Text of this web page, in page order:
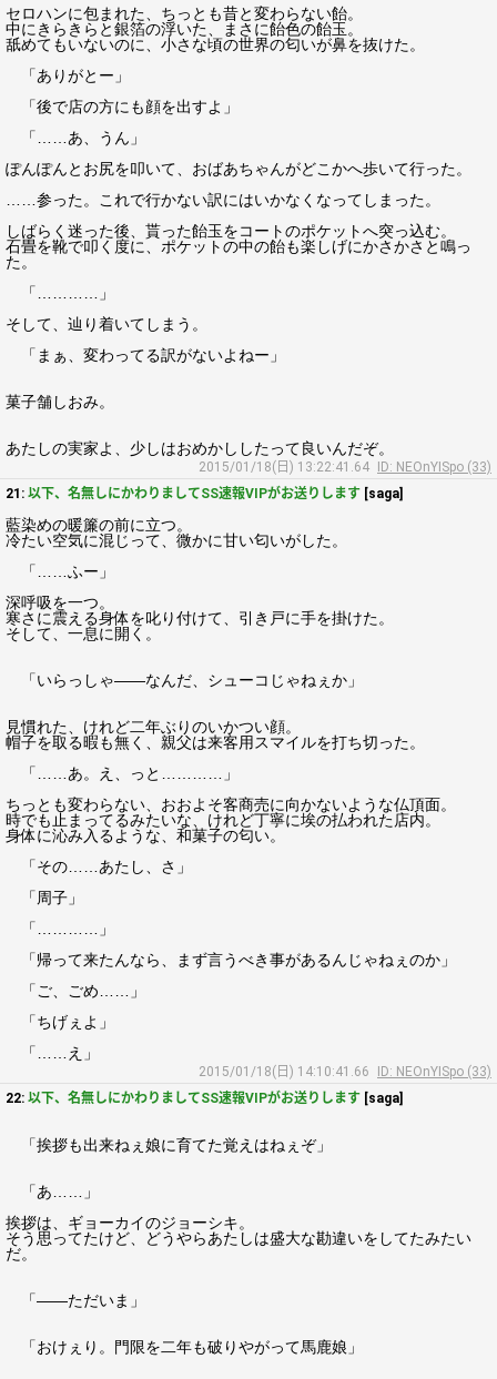
セロハンに包まれた、ちっとも昔と変わらない飴。
中にきらきらと銀箔の浮いた、まさに飴色の飴玉。
舐めてもいないのに、小さな頃の世界の匂いが鼻を抜けた。
「ありがとー」
「後で店の方にも顔を出すよ」
「……あ、うん」
ぽんぽんとお尻を叩いて、おばあちゃんがどこかへ歩いて行った。
……参った。これで行かない訳にはいかなくなってしまった。
しばらく迷った後、貰った飴玉をコートのポケットへ突っ込む。
石畳を靴で叩く度に、ポケットの中の飴も楽しげにかさかさと鳴っ
た。
「…………」
そして、辿り着いてしまう。
「まぁ、変わってる訳がないよねー」
菓子舗しおみ。
あたしの実家よ、少しはおめかししたって良いんだぞ。
2015/01/18(日) 13:22:41.64
ID: NEOnYISpo (33)
21: 以下、名無しにかわりましてSS速報VIPがお送りします [saga]
藍染めの暖簾の前に立つ。
冷たい空気に混じって、微かに甘い匂いがした。
「……ふー」
深呼吸を一つ。
寒さに震える身体を叱り付けて、引き戸に手を掛けた。
そして、一息に開く。
「いらっしゃ――なんだ、シューコじゃねぇか」
見慣れた、けれど二年ぶりのいかつい顔。
帽子を取る暇も無く、親父は来客用スマイルを打ち切った。
「……あ。え、っと…………」
ちっとも変わらない、おおよそ客商売に向かないような仏頂面。
時でも止まってるみたいな、けれど丁寧に埃の払われた店内。
身体に沁み入るような、和菓子の匂い。
「その……あたし、さ」
「周子」
「…………」
「帰って来たんなら、まず言うべき事があるんじゃねぇのか」
「ご、ごめ……」
「ちげぇよ」
「……え」
2015/01/18(日) 14:10:41.66
ID: NEOnYISpo (33)
22: 以下、名無しにかわりましてSS速報VIPがお送りします [saga]
「挨拶も出来ねぇ娘に育てた覚えはねぇぞ」
「あ……」
挨拶は、ギョーカイのジョーシキ。
そう思ってたけど、どうやらあたしは盛大な勘違いをしてたみたい
だ。
「――ただいま」
「おけぇり。門限を二年も破りやがって馬鹿娘」